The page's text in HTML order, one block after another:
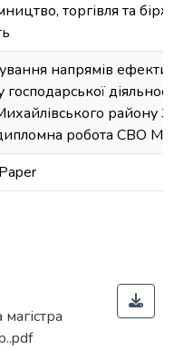
торгівля та
напрямів
господарської
району
робота СВО